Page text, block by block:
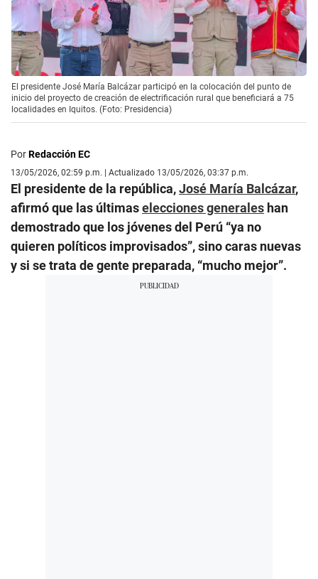
El presidente José María Balcázar participó en la colocación del punto de
inicio del proyecto de creación de electrificación rural que beneficiará a 75
localidades en Iquitos. (Foto: Presidencia)
PorRedacción EC
13/05/2026, 02:59 p.m. | Actualizado 13/05/2026, 03:37 p.m.
El presidente de la república,José María Balcázar,
afirmó que las últimaselecciones generales han
demostrado que los jóvenes del Perú “ya no
quieren políticos improvisados”, sino caras nuevas
y si se trata de gente preparada, “mucho mejor”.